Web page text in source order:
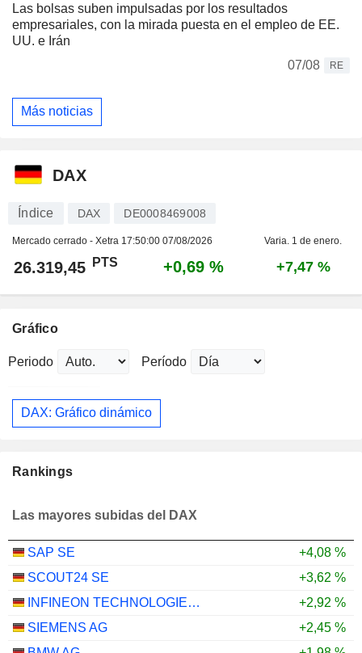
Las bolsas suben impulsadas por los resultados
empresariales, con la mirada puesta en el empleo de EE.
UU. e Irán
07/08
RE
Más noticias
DAX
Índice DAX DE0008469008
Mercado cerrado - Xetra 17:50:00 07/08/2026 Varia. 1 de enero.
26.319,45 PTS +0,69 % +7,47 %
Gráfico
Periodo Período
DAX: Gráfico dinámico
Rankings
Las mayores subidas del DAX
SAP SE
+4,08 %
SCOUT24 SE
+3,62 %
INFINEON TECHNOLOGIES AG
+2,92 %
SIEMENS AG
+2,45 %